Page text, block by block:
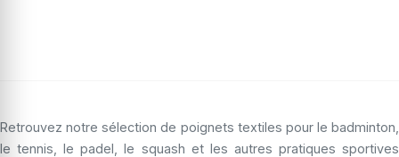
Retrouvez notre sélection de poignets textiles pour le badminton,
le tennis, le padel, le squash et les autres pratiques sportives